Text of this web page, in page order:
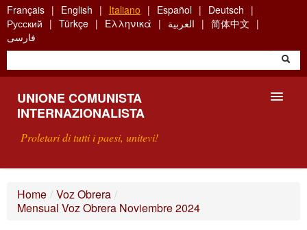
Skip
to
main
content
Français English Italiano Español
Deutsch
Русский
Türkçe Ελληνικά العربية
简体中文
فارسی
UNIONE COMUNISTA
INTERNAZIONALISTA
Proletari di tutti i paesi, unitevi!
COS'È L'UCI ?
Home / Voz Obrera /
Mensual Voz Obrera Noviembre 2024